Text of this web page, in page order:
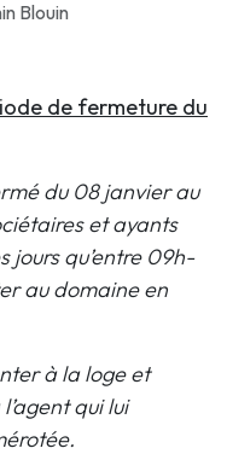
Blouin
de fermeture du
du 08 janvier au
et ayants
jours qu’entre 09h-
au domaine en
à la loge et
qui lui